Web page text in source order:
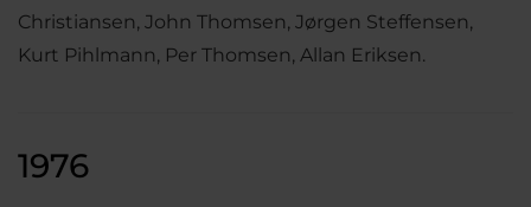
Christiansen, John Thomsen, Jørgen Steffensen,
Kurt Pihlmann, Per Thomsen, Allan Eriksen.
1976